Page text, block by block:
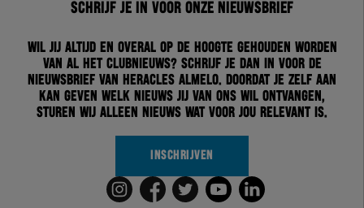
Schrijf je in voor onze nieuwsbrief
Wil jij altijd en overal op de hoogte gehouden worden
van al het clubnieuws? Schrijf je dan in voor de
nieuwsbrief van Heracles Almelo. Doordat je zelf aan
kan geven welk nieuws jij van ons wil ontvangen,
sturen wij alleen nieuws wat voor jou relevant is.
INSCHRIJVEN